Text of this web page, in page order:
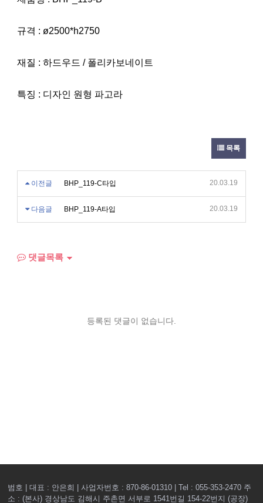
규격 : ø2500*h2750
재질 : 하드우드 / 폴리카보네이트
특징 : 디자인 원형 파고라
목록
이전글 BHP_119-C타입 20.03.19
다음글 BHP_119-A타입 20.03.19
댓글목록
등록된 댓글이 없습니다.
범호 | 대표 : 안은희 | 사업자번호 : 870-86-01310 | Tel : 055-353-2470 주
소 : (본사) 경상남도 김해시 주촌면 서부로 1541번길 154-22번지 (공장)